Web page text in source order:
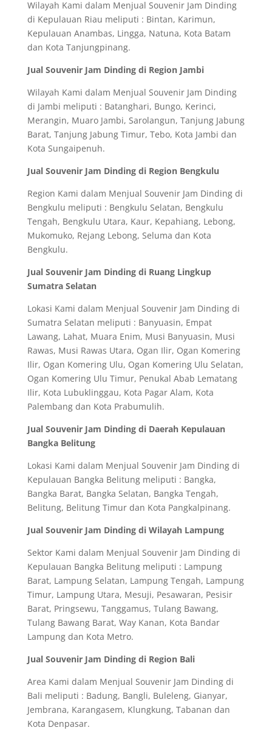
Wilayah Kami dalam Menjual Souvenir Jam Dinding
di Kepulauan Riau meliputi : Bintan, Karimun,
Kepulauan Anambas, Lingga, Natuna, Kota Batam
dan Kota Tanjungpinang.
Jual Souvenir Jam Dinding di Region Jambi
Wilayah Kami dalam Menjual Souvenir Jam Dinding
di Jambi meliputi : Batanghari, Bungo, Kerinci,
Merangin, Muaro Jambi, Sarolangun, Tanjung Jabung
Barat, Tanjung Jabung Timur, Tebo, Kota Jambi dan
Kota Sungaipenuh.
Jual Souvenir Jam Dinding di Region Bengkulu
Region Kami dalam Menjual Souvenir Jam Dinding di
Bengkulu meliputi : Bengkulu Selatan, Bengkulu
Tengah, Bengkulu Utara, Kaur, Kepahiang, Lebong,
Mukomuko, Rejang Lebong, Seluma dan Kota
Bengkulu.
Jual Souvenir Jam Dinding di Ruang Lingkup
Sumatra Selatan
Lokasi Kami dalam Menjual Souvenir Jam Dinding di
Sumatra Selatan meliputi : Banyuasin, Empat
Lawang, Lahat, Muara Enim, Musi Banyuasin, Musi
Rawas, Musi Rawas Utara, Ogan Ilir, Ogan Komering
Ilir, Ogan Komering Ulu, Ogan Komering Ulu Selatan,
Ogan Komering Ulu Timur, Penukal Abab Lematang
Ilir, Kota Lubuklinggau, Kota Pagar Alam, Kota
Palembang dan Kota Prabumulih.
Jual Souvenir Jam Dinding di Daerah Kepulauan
Bangka Belitung
Lokasi Kami dalam Menjual Souvenir Jam Dinding di
Kepulauan Bangka Belitung meliputi : Bangka,
Bangka Barat, Bangka Selatan, Bangka Tengah,
Belitung, Belitung Timur dan Kota Pangkalpinang.
Jual Souvenir Jam Dinding di Wilayah Lampung
Sektor Kami dalam Menjual Souvenir Jam Dinding di
Kepulauan Bangka Belitung meliputi : Lampung
Barat, Lampung Selatan, Lampung Tengah, Lampung
Timur, Lampung Utara, Mesuji, Pesawaran, Pesisir
Barat, Pringsewu, Tanggamus, Tulang Bawang,
Tulang Bawang Barat, Way Kanan, Kota Bandar
Lampung dan Kota Metro.
Jual Souvenir Jam Dinding di Region Bali
Area Kami dalam Menjual Souvenir Jam Dinding di
Bali meliputi : Badung, Bangli, Buleleng, Gianyar,
Jembrana, Karangasem, Klungkung, Tabanan dan
Kota Denpasar.